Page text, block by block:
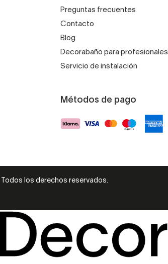
Preguntas frecuentes
Contacto
Blog
Decorabaño para profesionales
Servicio de instalación
Métodos de pago
los derechos reservados.